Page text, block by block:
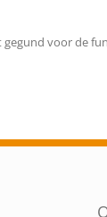
voor de